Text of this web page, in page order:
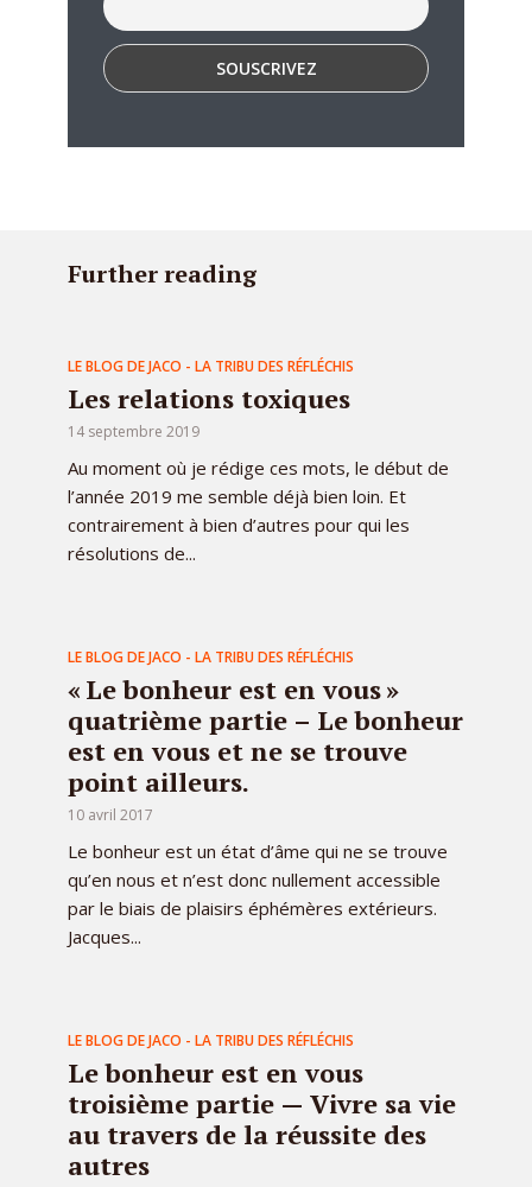
Further reading
LE BLOG DE JACO - LA TRIBU DES RÉFLÉCHIS
Les relations toxiques
14 septembre 2019
Au moment où je rédige ces mots, le début de
l’année 2019 me semble déjà bien loin. Et
contrairement à bien d’autres pour qui les
résolutions de...
LE BLOG DE JACO - LA TRIBU DES RÉFLÉCHIS
« Le bonheur est en vous »
quatrième partie – Le bonheur
est en vous et ne se trouve
point ailleurs.
10 avril 2017
Le bonheur est un état d’âme qui ne se trouve
qu’en nous et n’est donc nullement accessible
par le biais de plaisirs éphémères extérieurs.
Jacques...
LE BLOG DE JACO - LA TRIBU DES RÉFLÉCHIS
Le bonheur est en vous
troisième partie — Vivre sa vie
au travers de la réussite des
autres